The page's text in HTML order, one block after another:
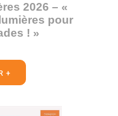
2026 – «
pour
! »
+